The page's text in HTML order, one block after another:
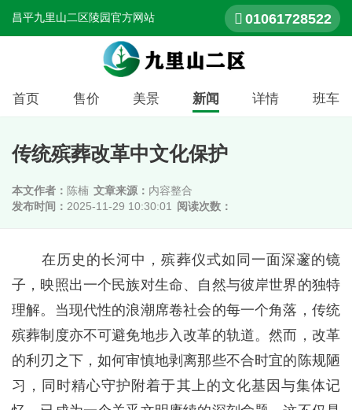
昌平九里山二区陵园官方网站 01061728522
首页 售价 美景 新闻 详情 班车
传统殡葬改革中文化保护
本文作者： 陈楠 文章来源： 内容整合
发布时间： 2025-11-29 10:30:01 阅读次数：
在历史的长河中，殡葬仪式如同一面深邃的镜
子，映照出一个民族对生命、自然与彼岸世界的独特
理解。当现代性的浪潮席卷社会的每一个角落，传统
殡葬制度亦不可避免地步入改革的轨道。然而，改革
的利刃之下，如何审慎地剥离那些不合时宜的陈规陋
习，同时精心守护附着于其上的文化基因与集体记